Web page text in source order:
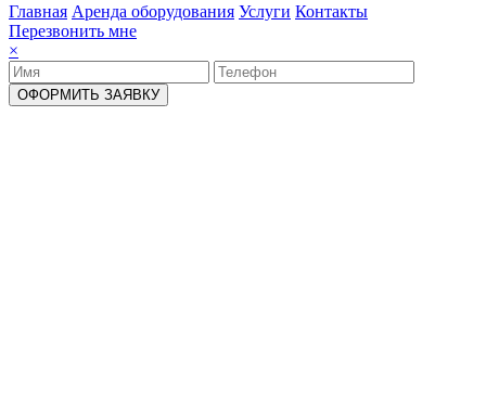
Главная Аренда оборудования Услуги Контакты
Перезвонить мне
×